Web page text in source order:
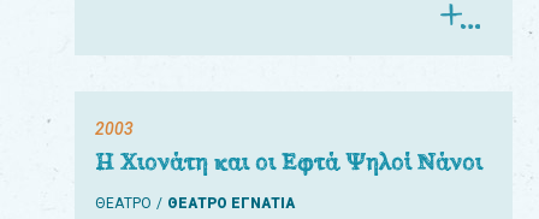
2003
Η Χιονάτη και οι Εφτά Ψηλοί Νάνοι
ΘΕΑΤΡΟ ΘΕΑΤΡΟ ΕΓΝΑΤΙΑ